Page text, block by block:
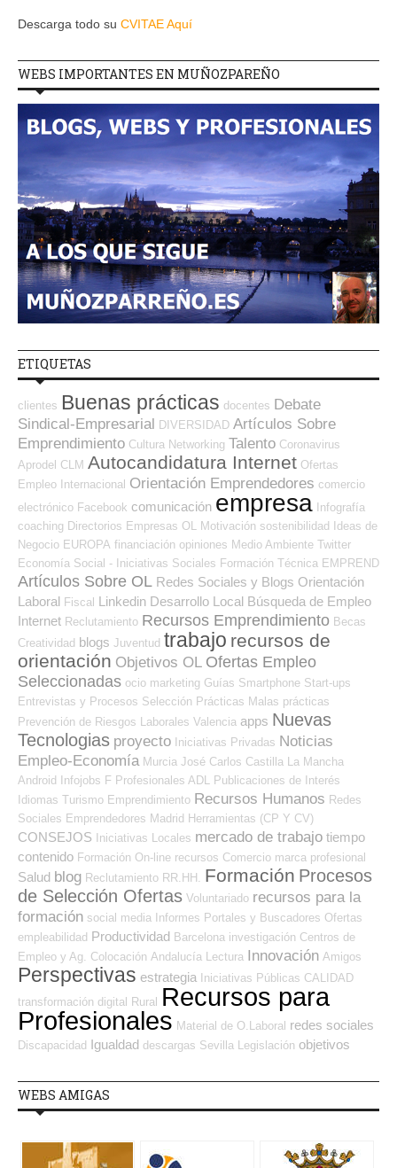
Descarga todo su CVITAE Aquí
WEBS IMPORTANTES EN MUÑOZPAREÑO
ETIQUETAS
clientes Buenas prácticas docentes Debate
Sindical-Empresarial DIVERSIDAD Artículos Sobre
Emprendimiento Cultura Networking Talento Coronavirus
Aprodel CLM Autocandidatura Internet Ofertas
Empleo Internacional Orientación Emprendedores comercio
electrónico Facebook comunicación empresa Infografía
coaching Directorios Empresas OL Motivación sostenibilidad
Ideas de
Negocio EUROPA financiación opiniones Medio Ambiente Twitter
Economía Social - Iniciativas Sociales Formación Técnica EMPREND
Artículos Sobre OL Redes Sociales y Blogs Orientación
Laboral Fiscal Linkedin Desarrollo Local Búsqueda de Empleo
Internet Reclutamiento Recursos Emprendimiento Becas
Creatividad blogs Juventud trabajo recursos de
orientación Objetivos OL Ofertas Empleo
Seleccionadas ocio marketing Guías Smartphone Start-ups
Entrevistas y Procesos Selección Prácticas Malas prácticas
Prevención de Riesgos Laborales Valencia apps Nuevas
Tecnologias proyecto Iniciativas Privadas Noticias
Empleo-Economía Murcia José Carlos Castilla La Mancha
Android
Infojobs F Profesionales ADL Publicaciones de Interés
Idiomas Turismo Emprendimiento Recursos Humanos Redes
Sociales Emprendedores Madrid Herramientas (CP Y CV)
CONSEJOS Iniciativas Locales mercado de trabajo tiempo
contenido Formación On-line recursos Comercio marca profesional
Salud blog Reclutamiento RR.HH. Formación Procesos
de Selección Ofertas Voluntariado recursos para la
formación social media Informes Portales y Buscadores Ofertas
empleabilidad Productividad Barcelona investigación Centros de
Empleo y Ag. Colocación Andalucía Lectura Innovación Amigos
Perspectivas estrategia Iniciativas Públicas CALIDAD
transformación digital Rural Recursos para
Profesionales Material de O.Laboral redes sociales
Discapacidad Igualdad descargas Sevilla Legislación objetivos
WEBS AMIGAS